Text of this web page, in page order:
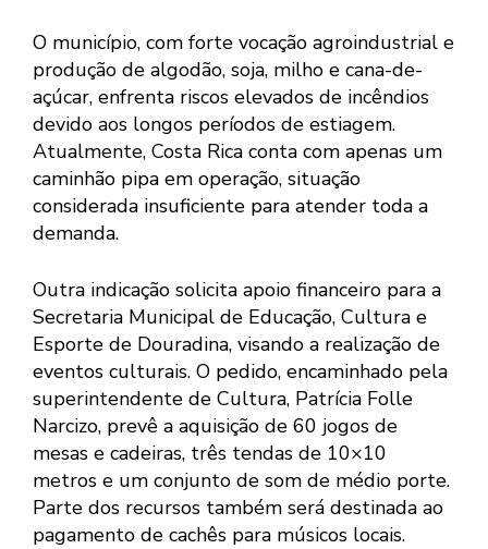
O município, com forte vocação agroindustrial e
produção de algodão, soja, milho e cana-de-
açúcar, enfrenta riscos elevados de incêndios
devido aos longos períodos de estiagem.
Atualmente, Costa Rica conta com apenas um
caminhão pipa em operação, situação
considerada insuficiente para atender toda a
demanda.
Outra indicação solicita apoio financeiro para a
Secretaria Municipal de Educação, Cultura e
Esporte de Douradina, visando a realização de
eventos culturais. O pedido, encaminhado pela
superintendente de Cultura, Patrícia Folle
Narcizo, prevê a aquisição de 60 jogos de
mesas e cadeiras, três tendas de 10×10
metros e um conjunto de som de médio porte.
Parte dos recursos também será destinada ao
pagamento de cachês para músicos locais.